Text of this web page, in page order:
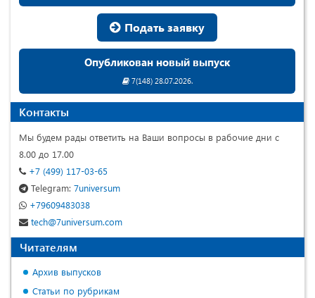
Подать заявку
Опубликован новый выпуск
7(148) 28.07.2026.
Контакты
Мы будем рады ответить на Ваши вопросы в рабочие дни с
8.00 до 17.00
+7 (499) 117-03-65
Telegram: 7universum
+79609483038
tech@7universum.com
Читателям
Архив выпусков
Статьи по рубрикам